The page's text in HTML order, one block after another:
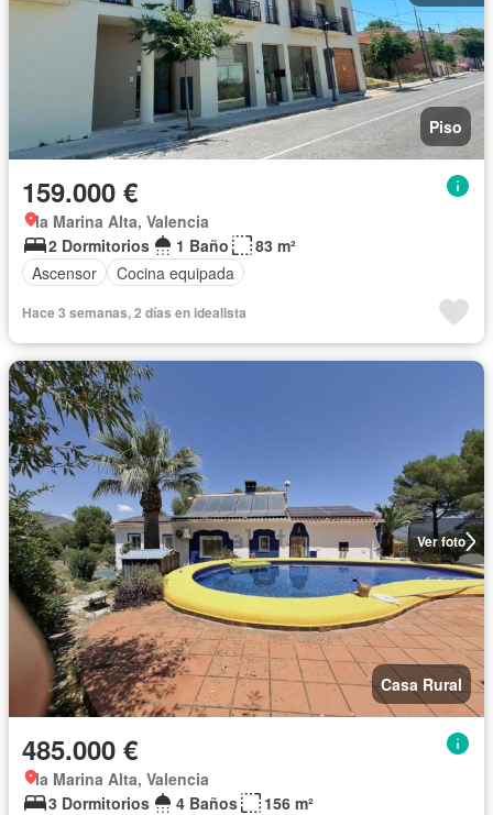
Piso
159.000 €
la Marina Alta, Valencia
2 Dormitorios
1 Baño
83 m²
Ascensor
Cocina equipada
Hace 3 semanas, 2 días en idealista
Ver foto
Casa Rural
485.000 €
la Marina Alta, Valencia
3 Dormitorios
4 Baños 156 m²